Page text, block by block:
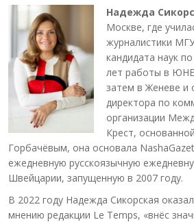
Надежда
Москве, где
журналистики
кандидата наук
лет работы в
затем в Женеве и
директора по
организации
Крест,
Горбачёвым, она основала
ежедневную русскоязычную
Швейцарии, запущенную в 2007 году.
В 2022 году Надежда Сикорская
мнению редакции Le Temps, «внёс